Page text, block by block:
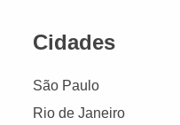
Cidades
São Paulo
Rio de Janeiro